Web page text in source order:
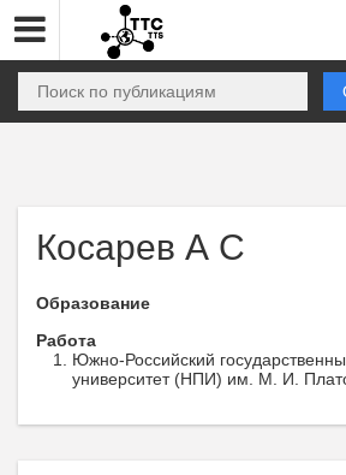
Косарев А С
Образование
Работа
Южно-Российский
университет (НПИ) им. М. И.